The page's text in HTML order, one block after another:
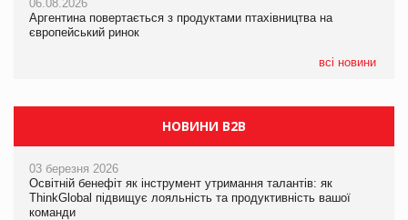
06.08.2026
Аргентина повертається з продуктами птахівництва на
європейський ринок
всі новини
Смачне поповнення дитячого меню: у VARUS з’явилися
новинки від ТМ ТОКЕРИ
06.08.2026
Аргентина повертається з продуктами птахівництва на
європейський ринок
НОВИНИ B2B
03 березня 2026
Освітній бенефіт як інструмент утримання талантів: як
ThinkGlobal підвищує лояльність та продуктивність вашої
команди